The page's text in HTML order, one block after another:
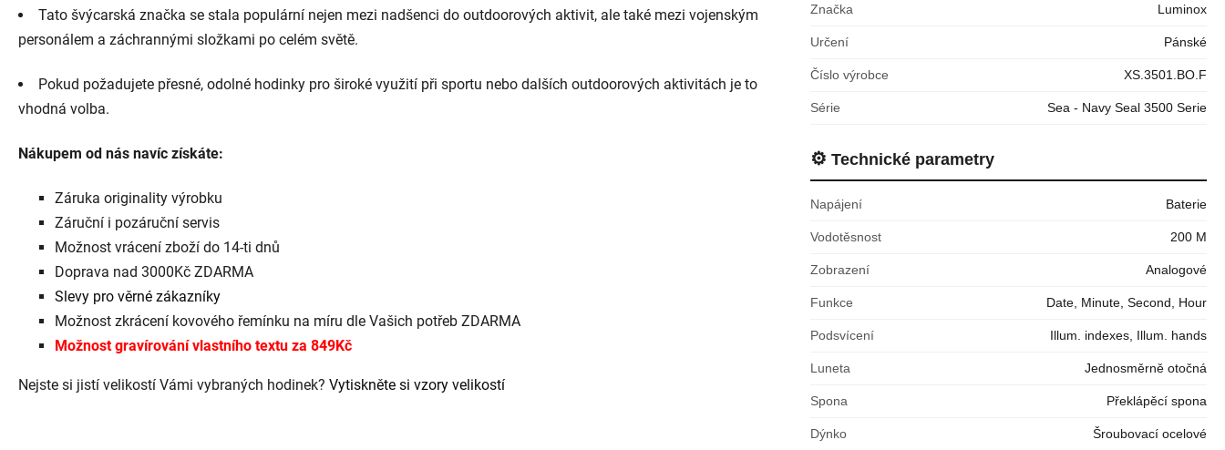
Tato švýcarská značka se stala populární nejen mezi nadšenci do outdoorových aktivit, ale také mezi vojenským
personálem a záchrannými složkami po celém světě.
Pokud požadujete přesné, odolné hodinky pro široké využití při sportu nebo dalších outdoorových aktivitách je to
vhodná volba.
Nákupem od nás navíc získáte:
Záruka originality výrobku
Záruční i pozáruční servis
Možnost vrácení zboží do 14-ti dnů
Doprava nad 3000Kč ZDARMA
Slevy pro věrné zákazníky
Možnost zkrácení kovového řemínku na míru dle Vašich potřeb ZDARMA
Možnost gravírování vlastního textu za 849Kč
Nejste si jistí velikostí Vámi vybraných hodinek? Vytiskněte si vzory velikostí
Značka Luminox
Určení Pánské
Číslo výrobce XS.3501.BO.F
Série Sea - Navy Seal 3500 Serie
⚙️ Technické parametry
Napájení Baterie
Vodotěsnost 200 M
Zobrazení Analogové
Funkce Date, Minute, Second, Hour
Podsvícení Illum. indexes, Illum. hands
Luneta Jednosměrně otočná
Spona Překlápěcí spona
Dýnko Šroubovací ocelové